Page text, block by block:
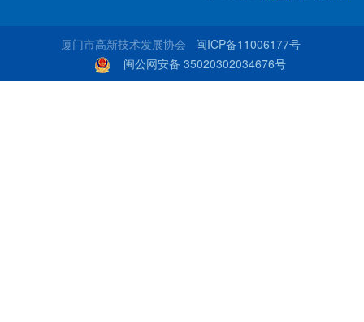
厦门市高新技术发展协会 闽ICP备11006177号
闽公网安备 35020302034676号